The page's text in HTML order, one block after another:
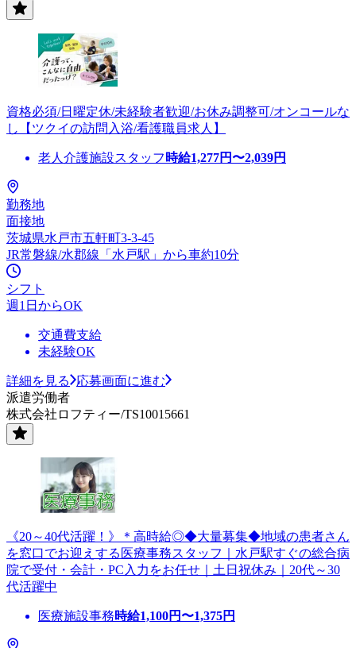
資格必須/日曜定休/未経験者歓迎/お休み調整可/オンコールな
し【ツクイの訪問入浴/看護職員求人】
老人介護施設スタッフ 時給1,277円〜2,039円
勤務地
面接地
茨城県水戸市五軒町3-3-45
JR常磐線/水郡線「水戸駅」から車約10分
シフト
週1日からOK
交通費支給
未経験OK
詳細を見る
応募画面に進む
派遣労働者
株式会社ロフティー/TS10015661
《20～40代活躍！》＊高時給◎◆大量募集◆地域の患者さん
を窓口でお迎えする医療事務スタッフ｜水戸駅すぐの総合病
院で受付・会計・PC入力をお任せ｜土日祝休み｜20代～30
代活躍中
医療施設事務時給1,100円〜1,375円